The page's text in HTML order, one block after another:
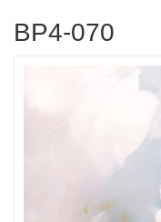
ВР4-070